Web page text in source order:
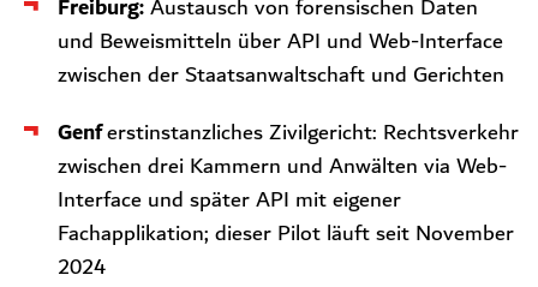
Austausch von forensischen Daten
und Beweismitteln über API und Web-Interface
zwischen der Staatsanwaltschaft und Gerichten
Genferstinstanzliches Zivilgericht: Rechtsverkehr
zwischen drei Kammern und Anwälten via Web-
Interface und später API mit eigener
Fachapplikation; dieser Pilot läuft seit November
2024